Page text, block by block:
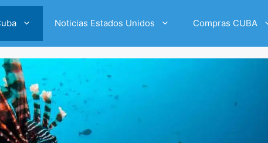
Noticias Estados Unidos Compras CUBA